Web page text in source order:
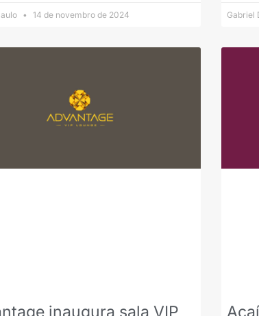
14 de novembro de 2024 Gabriel
inaugura sala VIP